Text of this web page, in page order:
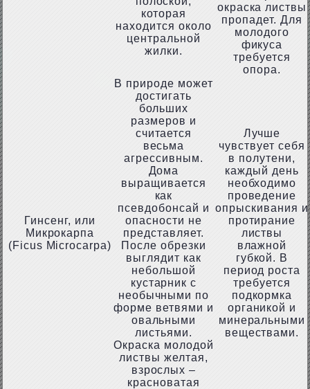
которая
находится около
центральной
жилки.
окраска листвы
пропадет. Для
молодого
фикуса
требуется
опора.
Гинсенг, или
Микрокарпа
(Ficus Microcarpa)
В природе может
достигать
больших
размеров и
считается
весьма
агрессивным.
Дома
выращивается
как
псевдобонсай и
опасности не
представляет.
После обрезки
выглядит как
небольшой
кустарник с
необычными по
форме ветвями и
овальными
листьями.
Окраска молодой
листвы желтая,
взрослых –
красноватая
Лучше
чувствует себя
в полутени,
каждый день
необходимо
проведение
опрыскивания и
протирание
листвы
влажной
губкой. В
период роста
требуется
подкормка
органикой и
минеральными
веществами.